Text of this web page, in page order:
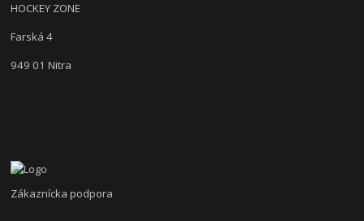
HOCKEY ZONE
Farská 4
949 01 Nitra
Zákaznícka podpora